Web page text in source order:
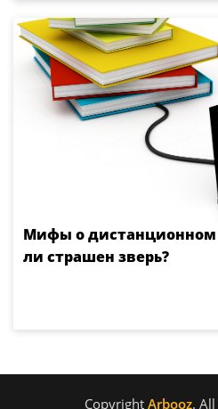
Мифы о дистанционном
ли страшен зверь?
Copyright Arbooz.